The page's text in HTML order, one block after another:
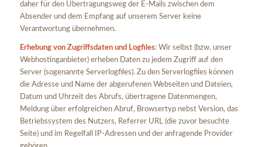
daher für den Übertragungsweg der E-Mails zwischen dem
Absender und dem Empfang auf unserem Server keine
Verantwortung übernehmen.
Erhebung von Zugriffsdaten und Logfiles: Wir selbst (bzw. unser
Webhostinganbieter) erheben Daten zu jedem Zugriff auf den
Server (sogenannte Serverlogfiles). Zu den Serverlogfiles können
die Adresse und Name der abgerufenen Webseiten und Dateien,
Datum und Uhrzeit des Abrufs, übertragene Datenmengen,
Meldung über erfolgreichen Abruf, Browsertyp nebst Version, das
Betriebssystem des Nutzers, Referrer URL (die zuvor besuchte
Seite) und im Regelfall IP-Adressen und der anfragende Provider